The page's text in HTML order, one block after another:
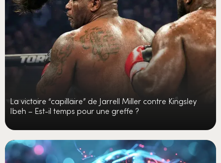
La victoire “capillaire” de Jarrell Miller contre Kingsley
Ibeh – Est-il temps pour une greffe ?